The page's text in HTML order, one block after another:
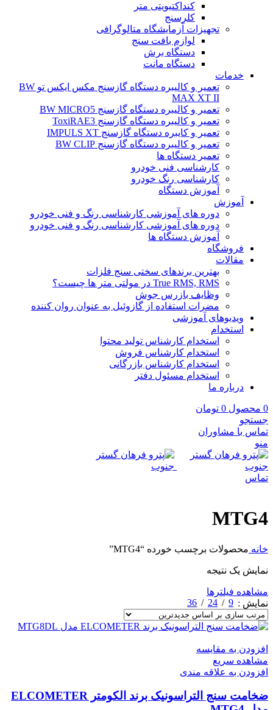
کنداکتیویتی متر
کلرسنج
تجهیزات آزمایشگاه متالوگرافی
لوازم بافت سنج
دستگاه برش
دستگاه مانت
خدمات
تعمیر و کالیبره دستگاه گازسنج مکس ایکس تو BW
MAX XT II
تعمیر و کالیبره دستگاه گازسنج BW MICRO5
تعمیر و کالیبره دستگاه گازسنج ToxiRAE3
تعمیر و کایبره دستگاه گازسنج IMPULS XT
تعمیر و کالیبره دستگاه گازسنج BW CLIP
تعمیر دستگاه ها
کارشناسی فنی خودرو
کارشناسی رنگ خودرو
آموزش دستگاه
آموزش
دوره های آموزشی کارشناسی رنگ و فنی خودرو
دوره های آموزشی کارشناسی رنگ و فنی خودرو
آموزش دستگاه ها
فروشگاه
مقالات
بهترین برندهای سختی سنج فلزات
True RMS, RMS در مولتی متر ها چیست؟
وظایف بازرس جوش
مضرات استفاده از گازوئیل به عنوان روان کننده
ویدیوهای آموزشی
استخدام
استخدام کارشناس تولید محتوا
استخدام کارشناس فروش
استخدام کارشناس بازرگانی
استخدام مسئول دفتر
درباره ما
0 محصول 0 تومان
جستجو
تماس با مشاوران
منو
تماس
MTG4
خانه محصولات برچسب خورده “MTG4”
نمایش یک نتیجه
مشاهده فیلترها
نمایش
9
24
36
افزودن به مقایسه
مشاهده سریع
افزودن به علاقه مندی
ضخامت سنج التراسونیک برند الکومتر ELCOMETER